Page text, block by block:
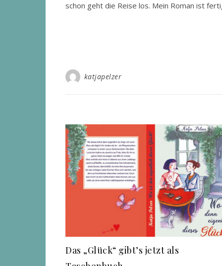
schon geht die Reise los. Mein Roman ist
katjapelzer
Das „Glück“ gibt’s jetzt als